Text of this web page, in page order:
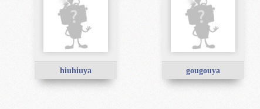
hiuhiuya gougouya